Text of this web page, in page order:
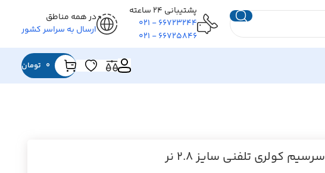
پشتیبانی ۲۴ ساعته
۶۶۷۲۳۲۴۴ - ۰۲۱
۶۶۷۲۵۸۴۶ - ۰۲۱
در همه مناطق
ارسال به سراسر کشور
0 تومان
سرسیم کولری تلفنی سایز ۲.۸ نر